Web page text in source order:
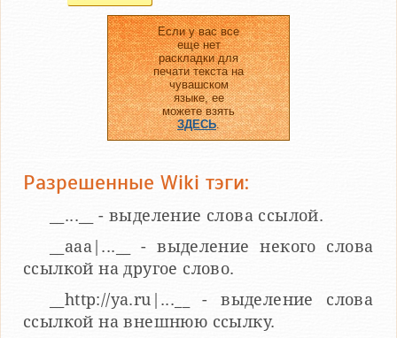
Если у вас все
еще нет
раскладки для
печати текста на
чувашском
языке, ее
можете взять
ЗДЕСЬ.
Разрешенные Wiki тэги:
__...__ - выделение слова ссылой.
__aaa|...__ - выделение некого слова
ссылкой на другое слово.
__http://ya.ru|...__ - выделение слова
ссылкой на внешнюю ссылку.